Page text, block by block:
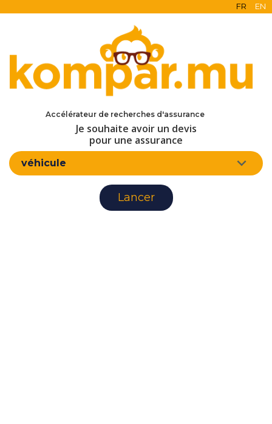
FR EN
Accélérateur de recherches
en ligne
d'assurance
Je souhaite avoir un devis
pour une assurance
véhicule
Lancer